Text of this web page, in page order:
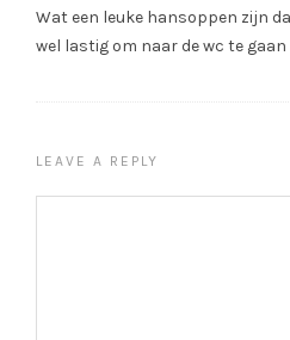
Wat een leuke hansoppen zijn
wel lastig om naar de wc te
LEAVE A REPLY